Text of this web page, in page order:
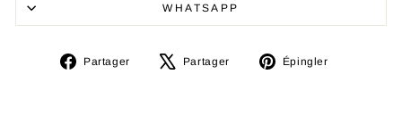
WHATSAPP
Partager
PartagerPartager
TweeterÉpingler